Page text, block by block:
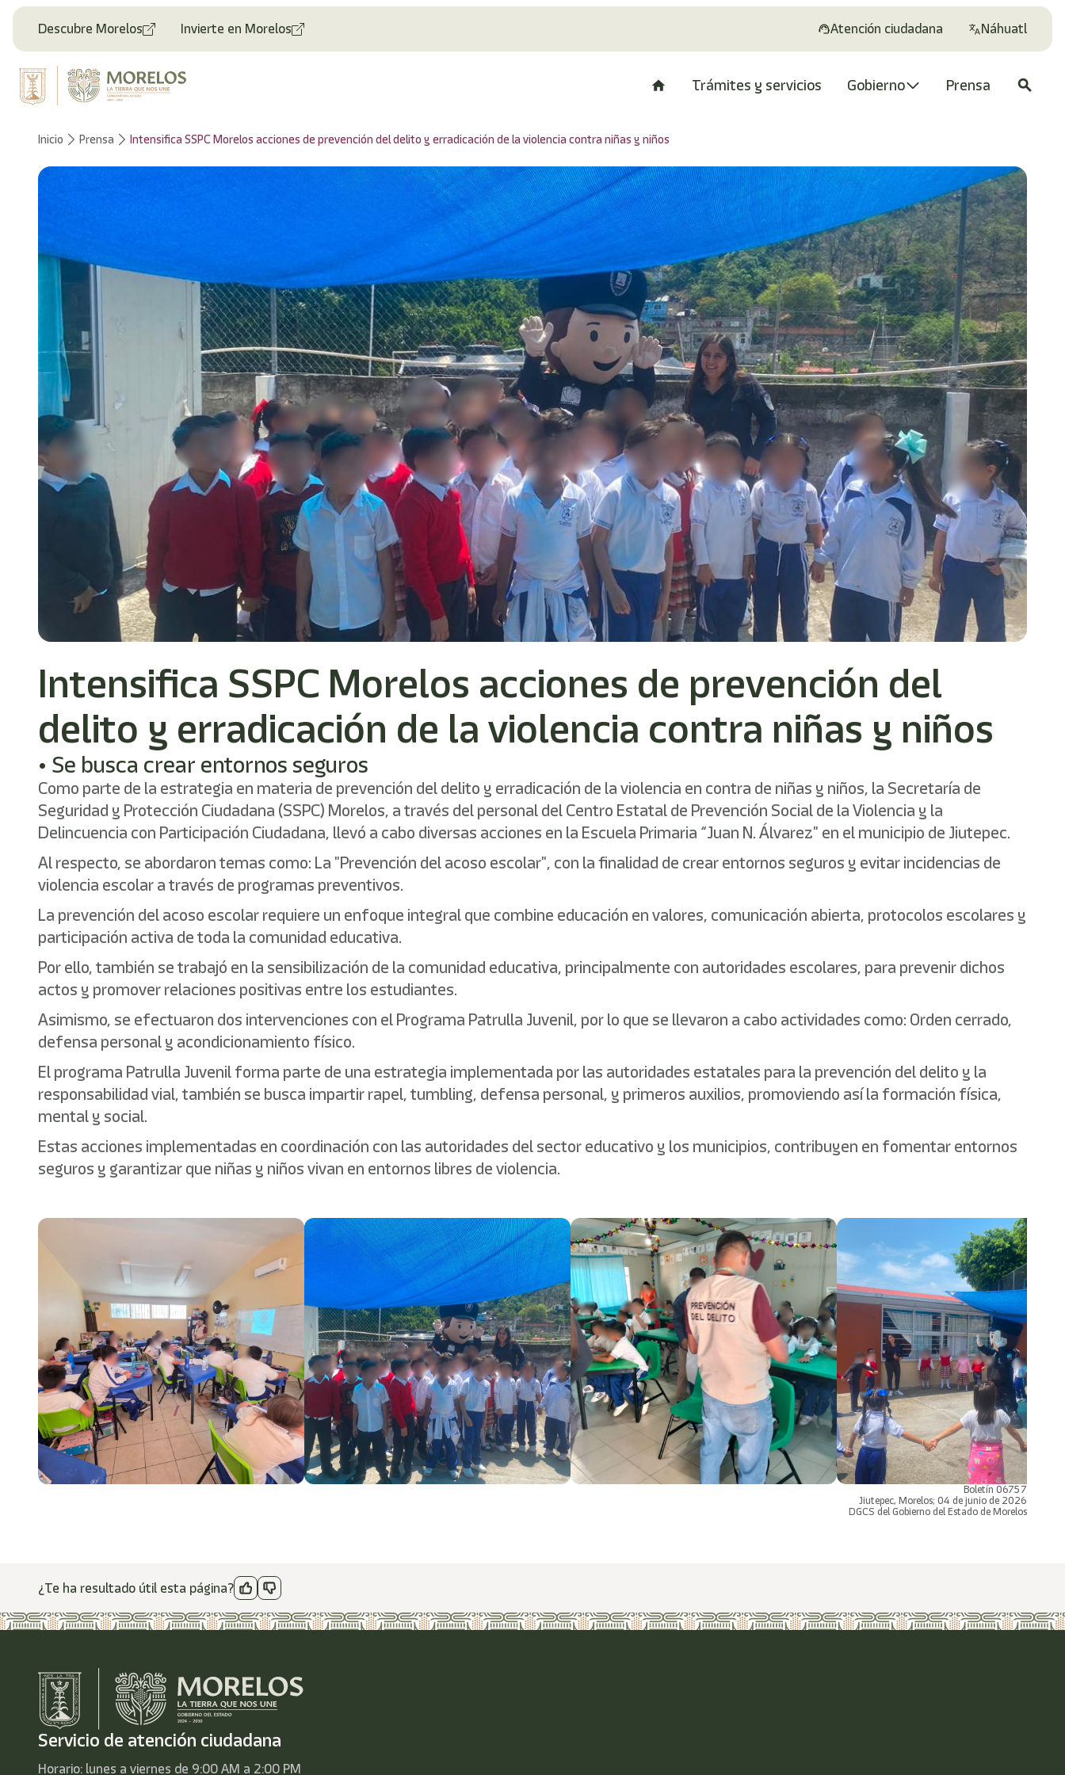
Descubre Morelos Invierte en Morelos Atención ciudadana Náhuatl
Trámites y servicios Gobierno Prensa search
Inicio Prensa Intensifica SSPC Morelos acciones de prevención del delito y erradicación de la violencia contra niñas y niños
Intensifica SSPC Morelos acciones de prevención del
delito y erradicación de la violencia contra niñas y niños
• Se busca crear entornos seguros
Como parte de la estrategia en materia de prevención del delito y erradicación de la violencia en contra de niñas y niños, la Secretaría de
Seguridad y Protección Ciudadana (SSPC) Morelos, a través del personal del Centro Estatal de Prevención Social de la Violencia y la
Delincuencia con Participación Ciudadana, llevó a cabo diversas acciones en la Escuela Primaria “Juan N. Álvarez" en el municipio de Jiutepec.
Al respecto, se abordaron temas como: La "Prevención del acoso escolar", con la finalidad de crear entornos seguros y evitar incidencias de
violencia escolar a través de programas preventivos.
La prevención del acoso escolar requiere un enfoque integral que combine educación en valores, comunicación abierta, protocolos escolares y
participación activa de toda la comunidad educativa.
Por ello, también se trabajó en la sensibilización de la comunidad educativa, principalmente con autoridades escolares, para prevenir dichos
actos y promover relaciones positivas entre los estudiantes.
Asimismo, se efectuaron dos intervenciones con el Programa Patrulla Juvenil, por lo que se llevaron a cabo actividades como: Orden cerrado,
defensa personal y acondicionamiento físico.
El programa Patrulla Juvenil forma parte de una estrategia implementada por las autoridades estatales para la prevención del delito y la
responsabilidad vial, también se busca impartir rapel, tumbling, defensa personal, y primeros auxilios, promoviendo así la formación física,
mental y social.
Estas acciones implementadas en coordinación con las autoridades del sector educativo y los municipios, contribuyen en fomentar entornos
seguros y garantizar que niñas y niños vivan en entornos libres de violencia.
Boletín 06757
Jiutepec, Morelos; 04 de junio de 2026
DGCS del Gobierno del Estado de Morelos
¿Te ha resultado útil esta página?
Servicio de atención ciudadana
Horario: lunes a viernes de 9:00 AM a 2:00 PM